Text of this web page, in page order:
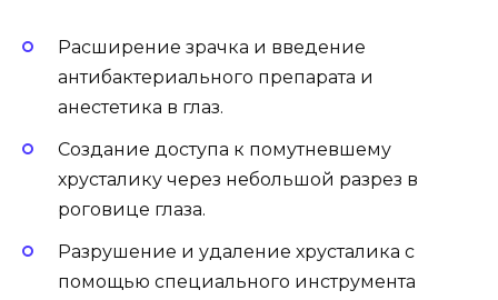
Расширение зрачка и введение
антибактериального препарата и
анестетика в глаз.
Создание доступа к помутневшему
хрусталику через небольшой разрез в
роговице глаза.
Разрушение и удаление хрусталика с
помощью специального инструмента